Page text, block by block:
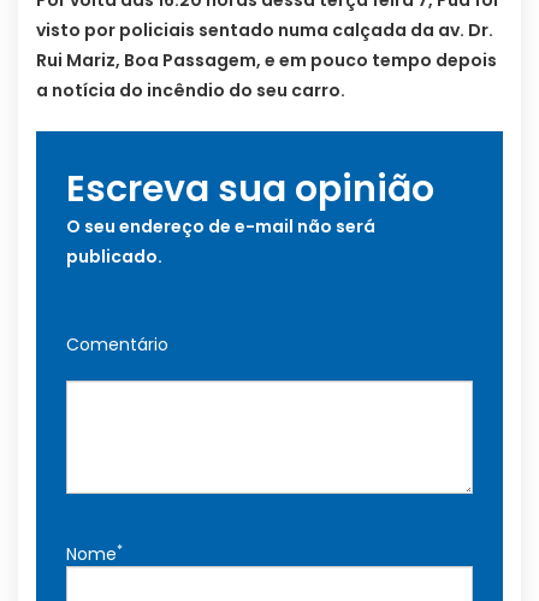
visto por policiais sentado numa calçada da av. Dr.
Rui Mariz, Boa Passagem, e em pouco tempo depois
a notícia do incêndio do seu carro.
Escreva sua opinião
O seu endereço de e-mail não será
publicado.
Comentário
Nome*